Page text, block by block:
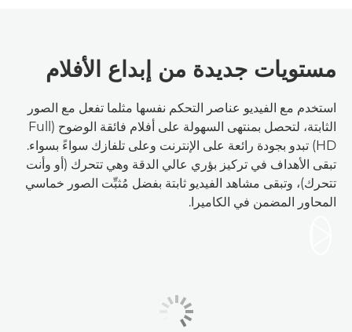
مستويات جديدة من إبداع الأفلام
استخدم مع الفيديو عناصر التحكم نفسها مثلما تفعل مع الصور
الثابتة، لتحصل بمنتهى السهولة على أفلام فائقة الوضوح (Full
HD) تبدو بجودة رائعة على الإنترنت وعلى تلفازك سواءً بسواء.
تبقى الأهداف في تركيز بؤري عالي الدقة وهي تتحرك (أو وأنت
تتحرك)، وتبقى مشاهد الفيديو ثابتة بفضل مُثبِّت الصور خماسي
المحاور المضمن في الكاميرا.